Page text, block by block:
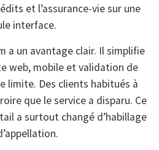
et l’assurance-vie sur une
interface.
a un avantage clair. Il simplifie
web, mobile et validation de
limite. Des clients habitués à
que le service a disparu. Ce
a surtout changé d’habillage